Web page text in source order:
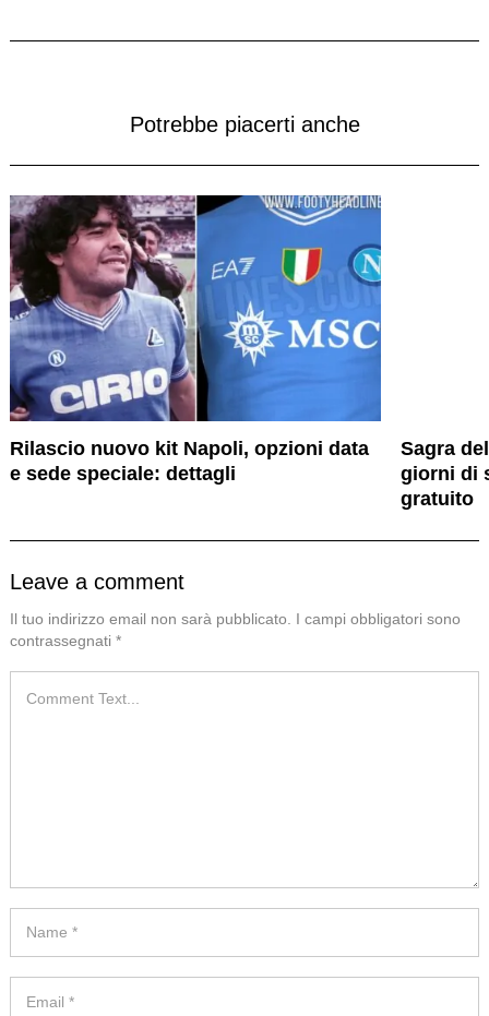
Potrebbe piacerti anche
Rilascio nuovo kit Napoli, opzioni data
e sede speciale: dettagli
Sagra
giorni di
gratuito
Leave a comment
Il tuo indirizzo email non sarà pubblicato.
I campi obbligatori sono
contrassegnati *